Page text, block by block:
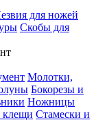
для ножей
Скобы для
Молотки,
Бокорезы и
Ножницы
клещи Стамески и